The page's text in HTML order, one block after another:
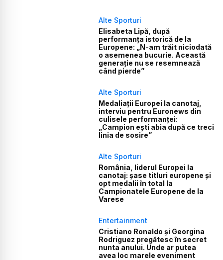
Alte Sporturi
Elisabeta Lipă, după
performanța istorică de la
Europene: „N-am trăit niciodată
o asemenea bucurie. Această
generație nu se resemnează
când pierde”
Alte Sporturi
Medaliații Europei la canotaj,
interviu pentru Euronews din
culisele performanței:
„Campion ești abia după ce treci
linia de sosire”
Alte Sporturi
România, liderul Europei la
canotaj: șase titluri europene și
opt medalii în total la
Campionatele Europene de la
Varese
Entertainment
Cristiano Ronaldo și Georgina
Rodriguez pregătesc în secret
nunta anului. Unde ar putea
avea loc marele eveniment